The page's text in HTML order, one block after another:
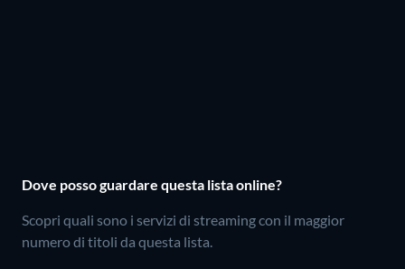
Dove posso guardare questa lista online?
Scopri quali sono i servizi di streaming con il maggior
numero di titoli da questa lista.